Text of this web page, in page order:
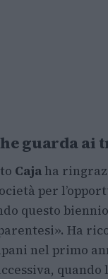
guarda ai
Caja ha
per
questo
Ha
nel primo
quando